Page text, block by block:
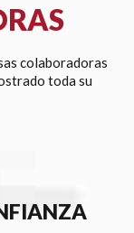
colaboradoras
toda su